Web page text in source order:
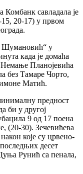
Комбанк савладала је
15, 20-17) у првом
Шумановић“ у
када је домаћа
Планојевића
без Тамаре Чорто,
Матић.
предност
би у другој
9 од 17 поена
(20-30). Зечевићева
које су црвено-
десет
Рунић са пенала,